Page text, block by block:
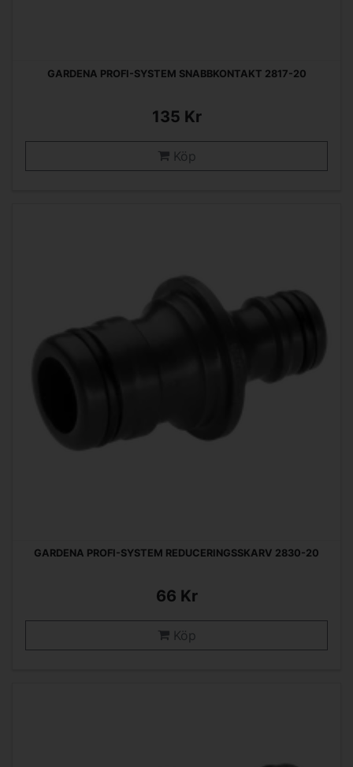
GARDENA PROFI-SYSTEM SNABBKONTAKT 2817-20
135 Kr
Köp
GARDENA PROFI-SYSTEM REDUCERINGSSKARV 2830-20
66 Kr
Köp